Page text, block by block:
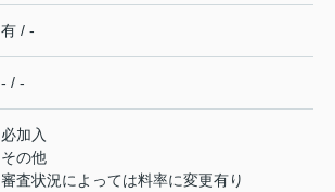
有 / -
- / -
必加入
その他
審査状況によっては料率に変更有り